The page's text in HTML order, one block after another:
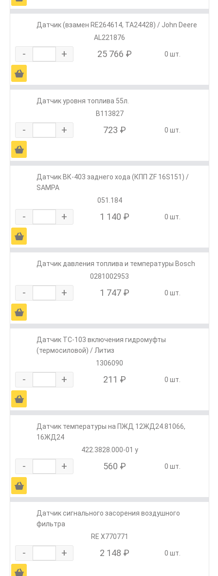
Датчик (взамен RE264614, TA24428) / John Deere
AL221876
- + 25 766 ₽ 0 шт.
Ä
Датчик уровня топлива 55л.
В113827
- + 723 ₽ 0 шт.
Ä
Датчик ВК-403 заднего хода (КПП ZF 16S151) /
SAMPA
051.184
- + 1 140 ₽ 0 шт.
Ä
Датчик давления топлива и температуры Bosch
0281002953
- + 1 747 ₽ 0 шт.
Ä
Датчик ТС-103 включения гидромуфты
(термосиловой) / Литиз
1306090
- + 211 ₽ 0 шт.
Ä
Датчик температуры на ПЖД 12ЖД24.81066,
16ЖД24
422.3828.000-01 у
- + 560 ₽ 0 шт.
Ä
Датчик сигнального засорения воздушного
фильтра
RE X770771
- + 2 148 ₽ 0 шт.
Ä